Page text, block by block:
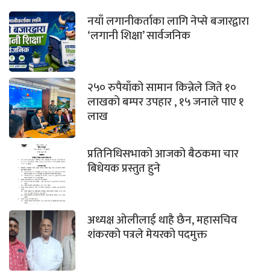
नयाँ लगानीकर्ताका लागि नेप्से बजारद्वारा
‘लगानी शिक्षा’ सार्वजनिक
२५० रुपैयाँको सामान किन्नेले जिते १०
लाखको बम्पर उपहार , १५ जनाले पाए १
लाख
प्रतिनिधिसभाको आजको बैठकमा चार
बिधेयक प्रस्तुत हुने
अध्यक्ष ओलीलाई थाहै छैन, महासचिव
शंकरको पत्रले मेयरको पदमुक्त